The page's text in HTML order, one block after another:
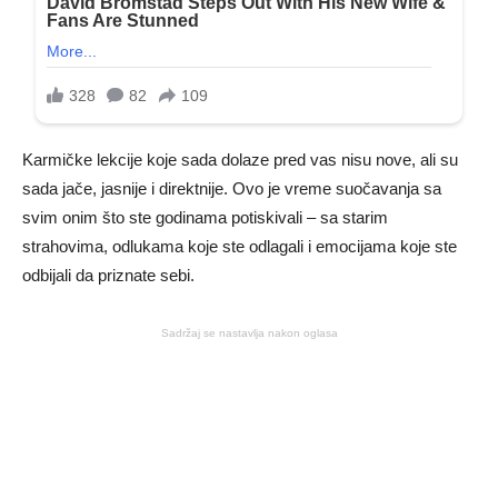
Karmičke lekcije koje sada dolaze pred vas nisu nove, ali su
sada jače, jasnije i direktnije. Ovo je vreme suočavanja sa
svim onim što ste godinama potiskivali – sa starim
strahovima, odlukama koje ste odlagali i emocijama koje ste
odbijali da priznate sebi.
Sadržaj se nastavlja nakon oglasa